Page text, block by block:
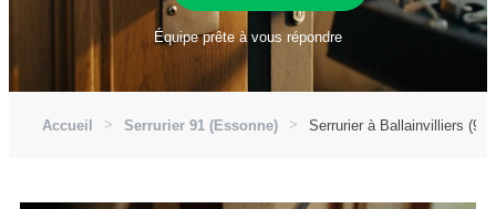
Équipe prête à vous répondre
Accueil Serrurier 91 (Essonne) Serrurier à Ballainvilliers